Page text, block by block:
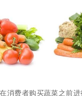
消费者购买蔬菜之前